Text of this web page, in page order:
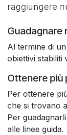
raggiungere
Guadagnare
Al termine di
obiettivi stabiliti
Ottenere più
Per ottenere
che si trovano
Per
alle linee guida.